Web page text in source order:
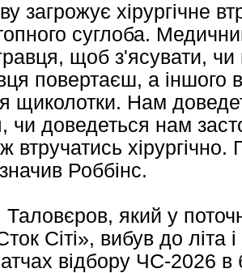
загрожує хірургічне
суглоба.
щоб з'ясувати, чи
повертаєш, а іншого
щиколотки. Нам
чи доведеться нам
втручатись
Роббінс.
який у
Сіті», вибув до літа
відбору ЧС-2026 в